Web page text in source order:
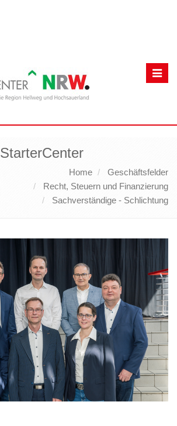
StarterCenter
Home
Geschäftsfelder
Recht, Steuern und Finanzierung
Sachverständige - Schlichtung